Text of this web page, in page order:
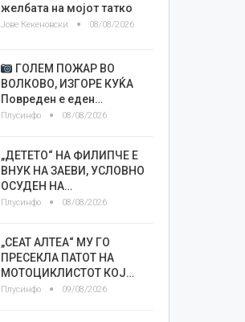
желбата на мојот татко
Јове Кекеновски 08/08/2026
ГОЛЕМ ПОЖАР ВО
ВОЛКОВО, ИЗГОРЕ КУЌА
Повреден е еден…
Плусинфо 08/08/2026
„ДЕТЕТО“ НА ФИЛИПЧЕ Е
ВНУК НА ЗАЕВИ, УСЛОВНО
ОСУДЕН НА…
Плусинфо 08/08/2026
„СЕАТ АЛТЕА“ МУ ГО
ПРЕСЕКЛА ПАТОТ НА
МОТОЦИКЛИСТОТ КОЈ…
Плусинфо 09/08/2026